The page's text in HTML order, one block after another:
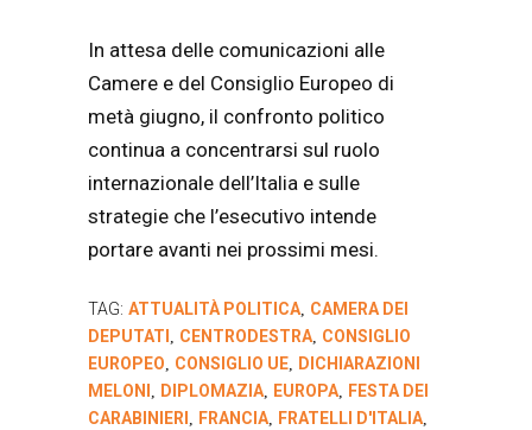
In attesa delle comunicazioni alle
Camere e del Consiglio Europeo di
metà giugno, il confronto politico
continua a concentrarsi sul ruolo
internazionale dell’Italia e sulle
strategie che l’esecutivo intende
portare avanti nei prossimi mesi.
TAG: ATTUALITÀ POLITICA, CAMERA DEI
DEPUTATI , CENTRODESTRA, CONSIGLIO
EUROPEO, CONSIGLIO UE, DICHIARAZIONI
MELONI , DIPLOMAZIA, EUROPA, FESTA DEI
CARABINIERI , FRANCIA, FRATELLI D'ITALIA,